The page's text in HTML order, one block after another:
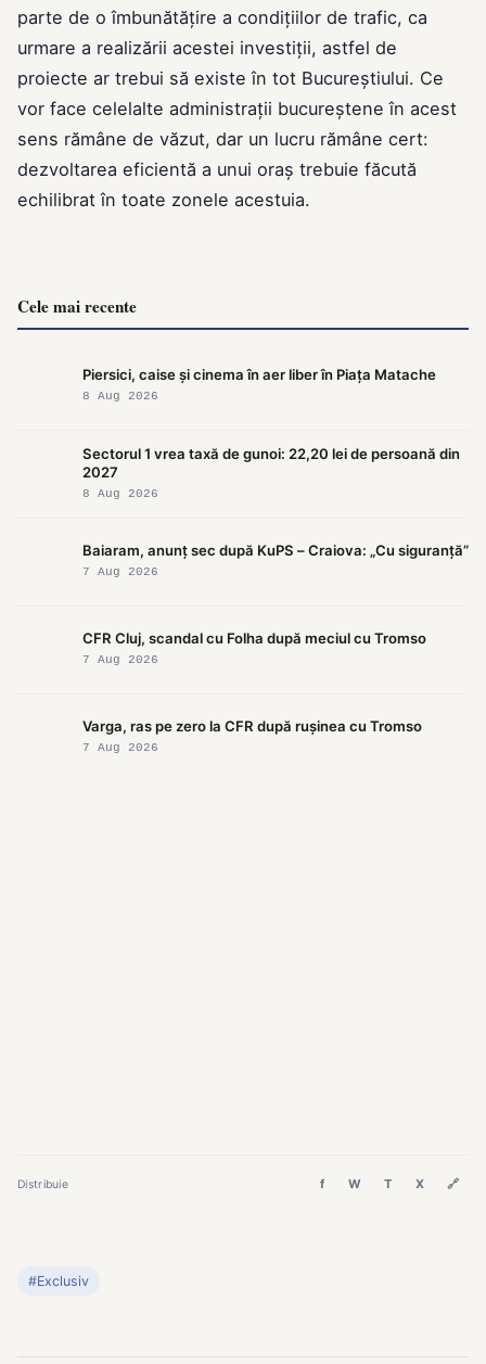
parte de o îmbunătățire a condițiilor de trafic, ca
urmare a realizării acestei investiții, astfel de
proiecte ar trebui să existe în tot Bucureștiului. Ce
vor face celelalte administrații bucureștene în acest
sens rămâne de văzut, dar un lucru rămâne cert:
dezvoltarea eficientă a unui oraș trebuie făcută
echilibrat în toate zonele acestuia.
Cele mai recente
Piersici, caise și cinema în aer liber în Piața Matache
8 Aug 2026
Sectorul 1 vrea taxă de gunoi: 22,20 lei de persoană din
2027
8 Aug 2026
Baiaram, anunț sec după KuPS – Craiova: „Cu siguranță”
7 Aug 2026
CFR Cluj, scandal cu Folha după meciul cu Tromso
7 Aug 2026
Varga, ras pe zero la CFR după rușinea cu Tromso
7 Aug 2026
Distribuie f W T X 🔗
#Exclusiv